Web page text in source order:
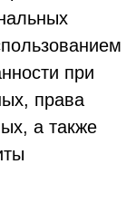
при
права
а также